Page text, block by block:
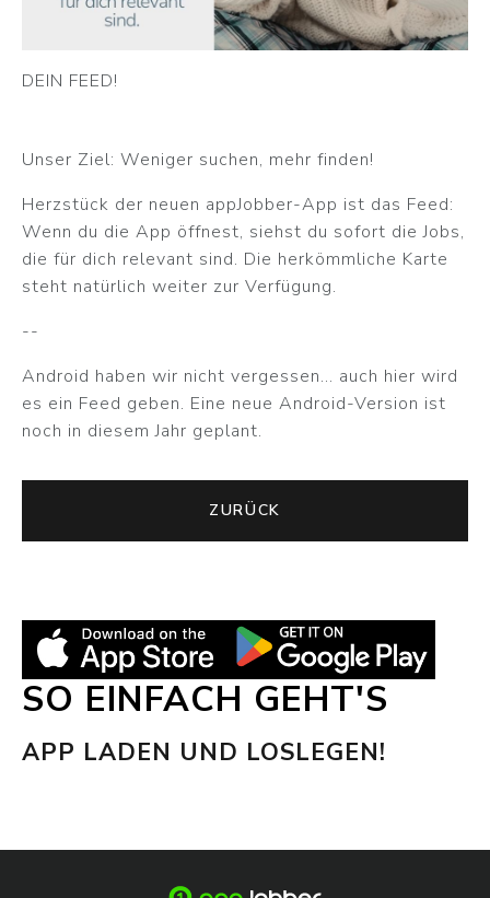
DEIN FEED!
Unser Ziel: Weniger suchen, mehr finden!
Herzstück der neuen appJobber-App ist das Feed:
Wenn du die App öffnest, siehst du sofort die Jobs,
die für dich relevant sind. Die herkömmliche Karte
steht natürlich weiter zur Verfügung.
--
Android haben wir nicht vergessen… auch hier wird
es ein Feed geben. Eine neue Android-Version ist
noch in diesem Jahr geplant.
ZURÜCK
SO EINFACH GEHT'S
APP LADEN UND LOSLEGEN!